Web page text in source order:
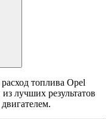
топлива Opel
лучших результатов